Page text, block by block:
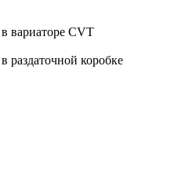
вариаторе CVT
раздаточной коробке